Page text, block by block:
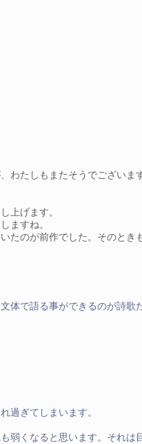
たしもまたそうでございま
上げます。
ますね。
たのが前作でした。そのとき
体で語る事ができるのが詩歌
過ぎてしまいます。
弱くなると思います。それ